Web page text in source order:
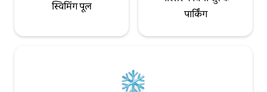
स्विमिंग पूल
पार्किंग